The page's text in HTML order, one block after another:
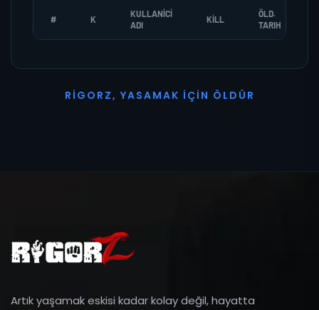
# K
KULLANICI
ADI
KILL
ÖLD.
TARIH
R I G O R Z, YASAMAK İ ÇI N Ö L D Ü R
Artık yaşamak eskisi kadar kolay değil, hayatta